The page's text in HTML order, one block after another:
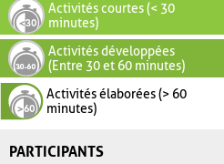
Activités courtes (< 30
minutes)
Activités développées
(Entre 30 et 60 minutes)
Activités élaborées (> 60
minutes)
PARTICIPANTS